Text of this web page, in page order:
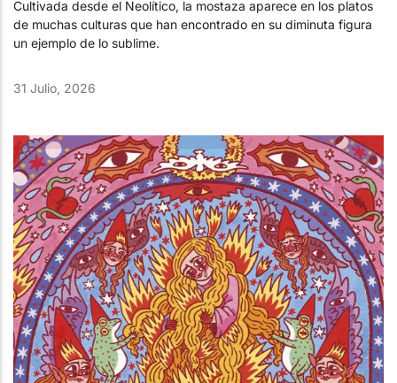
Cultivada desde el Neolítico, la mostaza aparece en los platos
de muchas culturas que han encontrado en su diminuta figura
un ejemplo de lo sublime.
31 Julio, 2026